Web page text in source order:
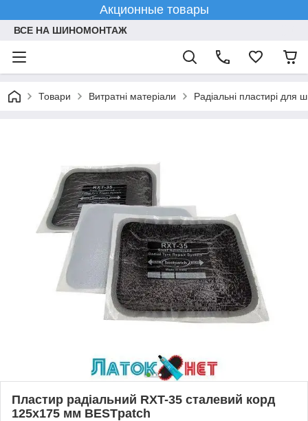
Акционные товары
ВСЕ НА ШИНОМОНТАЖ
Товари Витратні матеріали Радіальні пластирі для
Пластир радіальний RXT-35 сталевий корд
125x175 мм BESTpatch